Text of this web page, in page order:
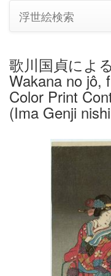
浮世絵検索
歌川国貞によ
Wakana no jô,
Color Print
(Ima Genji